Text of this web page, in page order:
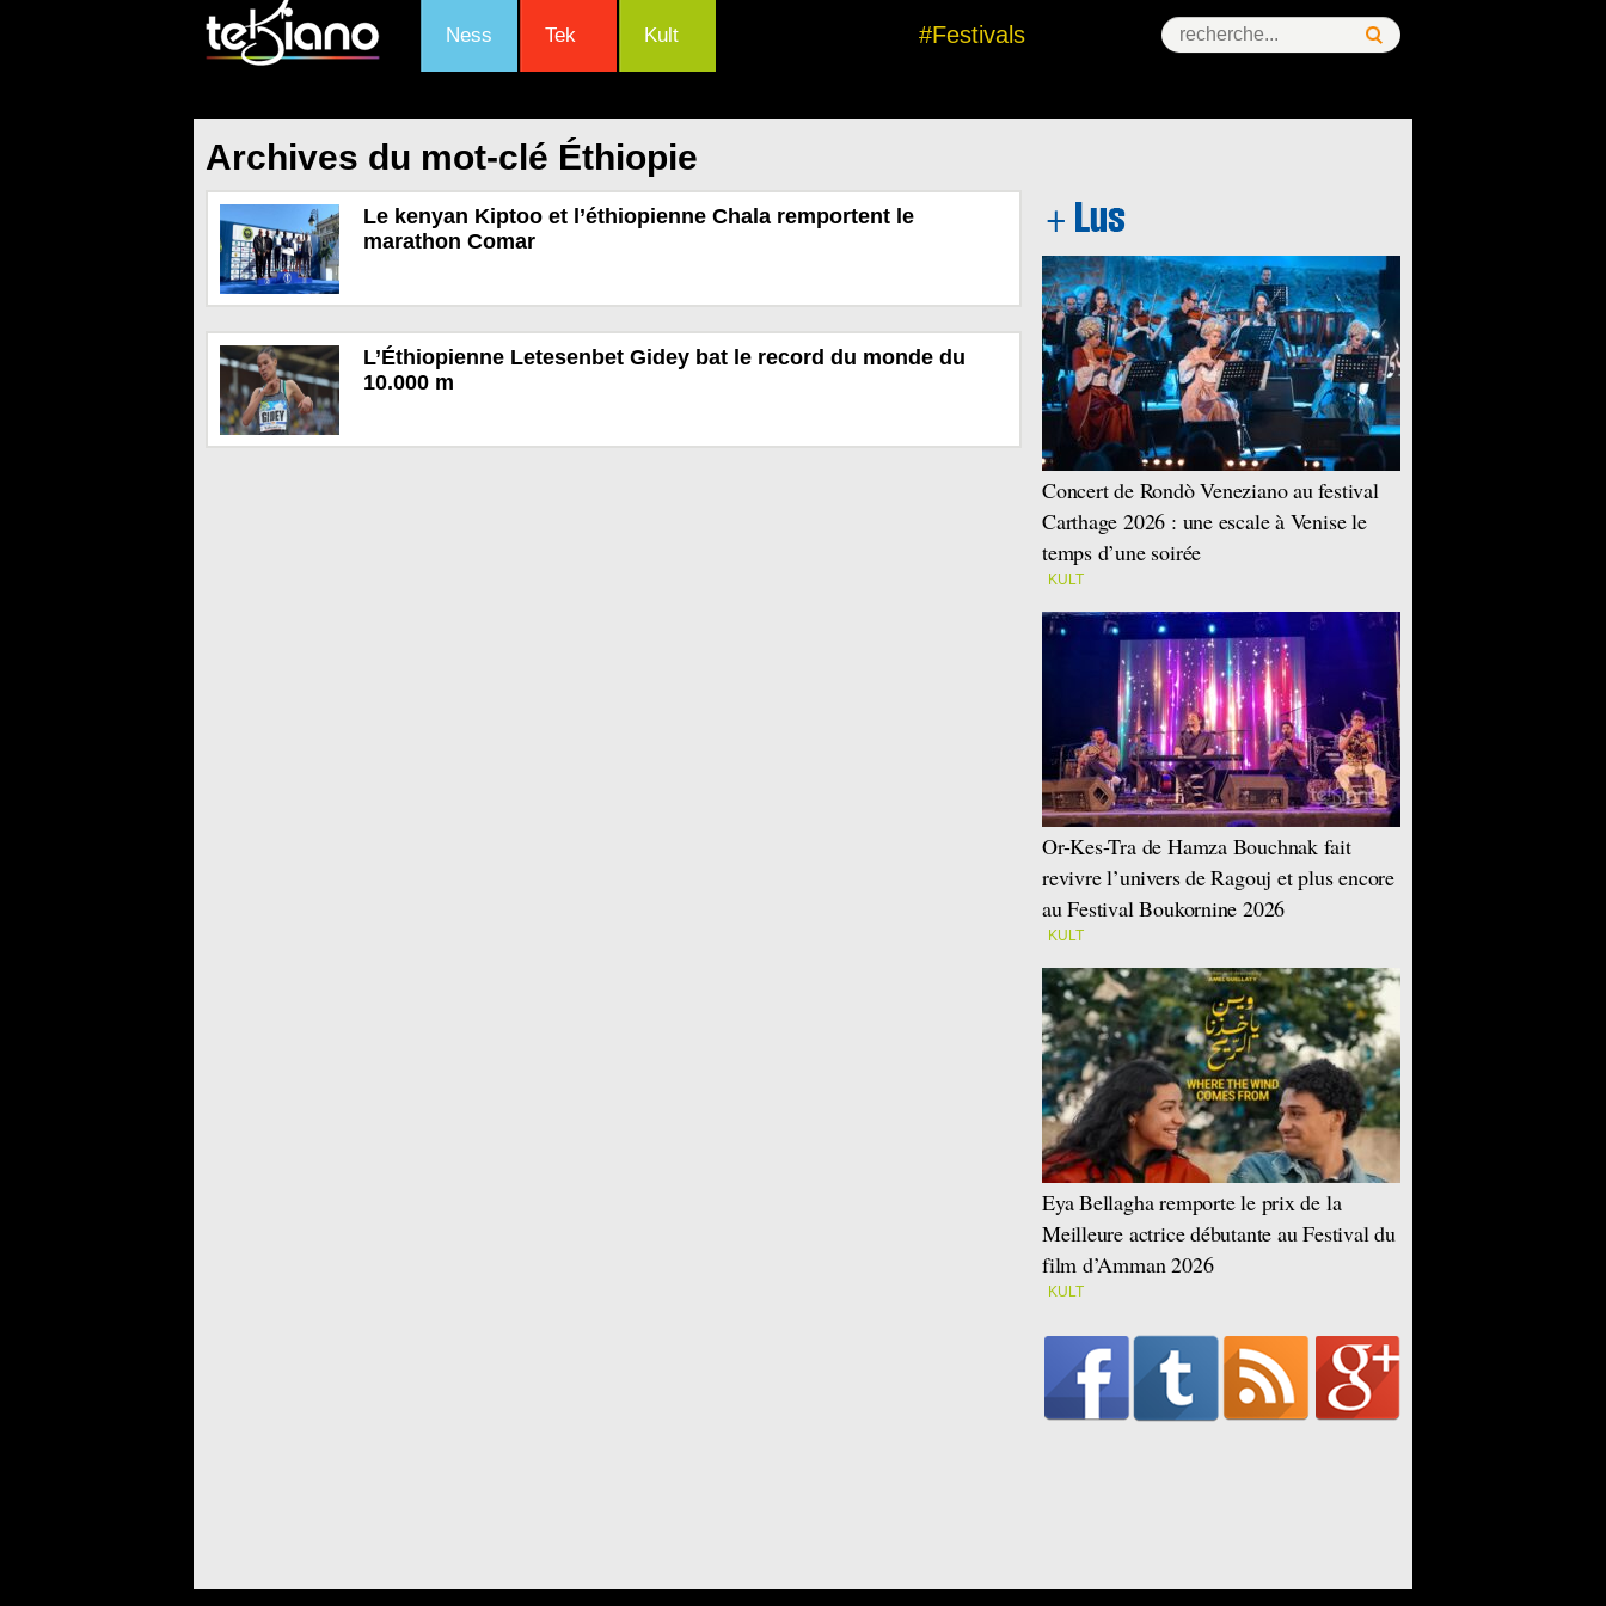
Ness Tek Kult #Festivals
Archives du mot-clé Éthiopie
Le kenyan Kiptoo et l’éthiopienne Chala remportent le
marathon Comar
L’Éthiopienne Letesenbet Gidey bat le record du monde du
10.000 m
Concert de Rondò Veneziano au festival
Carthage 2026 : une escale à Venise le
temps d’une soirée
KULT
Or-Kes-Tra de Hamza Bouchnak fait
revivre l’univers de Ragouj et plus encore
au Festival Boukornine 2026
KULT
Eya Bellagha remporte le prix de la
Meilleure actrice débutante au Festival du
film d’Amman 2026
KULT